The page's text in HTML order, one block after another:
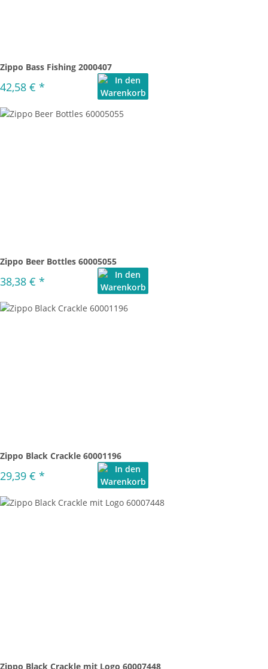
Zippo Bass Fishing 2000407
42,58 € *
Zippo Beer Bottles 60005055
38,38 € *
Zippo Black Crackle 60001196
29,39 € *
Zippo Black Crackle mit Logo 60007448